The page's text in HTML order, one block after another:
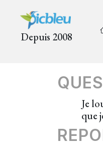
Depuis 2008
Je
que